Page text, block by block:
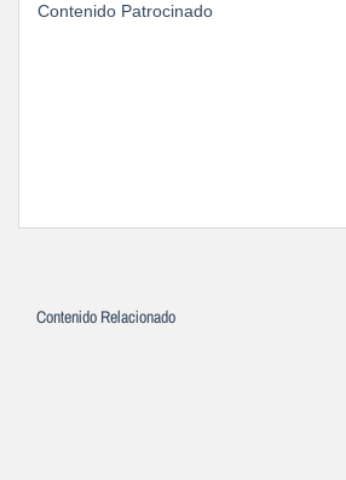
Contenido Patrocinado
Contenido Relacionado